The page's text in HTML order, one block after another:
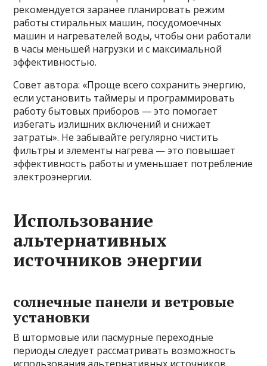
рекомендуется заранее планировать режим
работы стиральных машин, посудомоечных
машин и нагревателей воды, чтобы они работали
в часы меньшей нагрузки и с максимальной
эффективностью.
Совет автора: «Проще всего сохранить энергию,
если установить таймеры и программировать
работу бытовых приборов — это помогает
избегать излишних включений и снижает
затраты». Не забывайте регулярно чистить
фильтры и элементы нагрева — это повышает
эффективность работы и уменьшает потребление
электроэнергии.
Использование
альтернативных
источников энергии
солнечные панели и ветровые
установки
В штормовые или пасмурные переходные
периоды следует рассматривать возможность